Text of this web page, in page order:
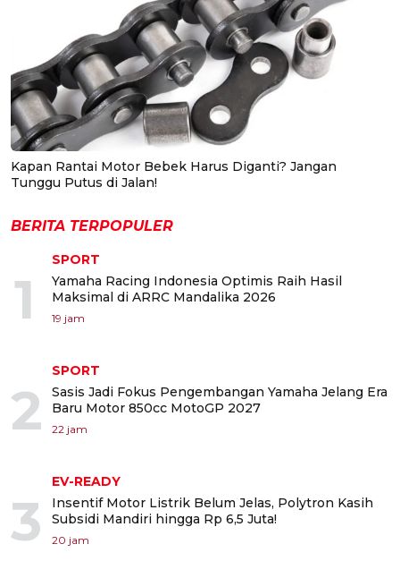
Kapan Rantai Motor Bebek Harus Diganti? Jangan
Tunggu Putus di Jalan!
BERITA TERPOPULER
1
SPORT
Yamaha Racing Indonesia Optimis Raih Hasil
Maksimal di ARRC Mandalika 2026
19 jam
2
SPORT
Sasis Jadi Fokus Pengembangan Yamaha Jelang Era
Baru Motor 850cc MotoGP 2027
22 jam
3
EV-READY
Insentif Motor Listrik Belum Jelas, Polytron Kasih
Subsidi Mandiri hingga Rp 6,5 Juta!
20 jam